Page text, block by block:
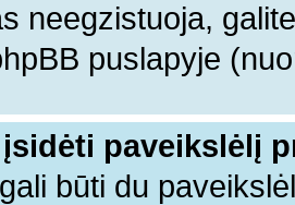
neegzistuoja,
puslapyje
paveikslėlį
būti du